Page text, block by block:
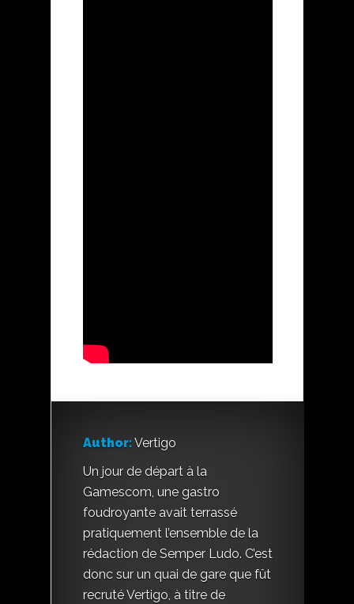
Author:Vertigo
Un jour de départ à la
Gamescom, une gastro
foudroyante avait terrassé
pratiquement l’ensemble de la
rédaction de Semper Ludo. C’est
donc sur un quai de gare que fût
recruté Vertigo, à titre de